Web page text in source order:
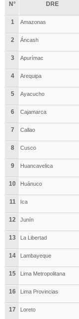
N° DRE
1 Amazonas
2 Áncash
3 Apurímac
4 Arequipa
5 Ayacucho
6 Cajamarca
7 Callao
8 Cusco
9 Huancavelica
10 Huánuco
11 Ica
12 Junín
13 La Libertad
14 Lambayeque
15 Lima Metropolitana
16 Lima Provincias
17 Loreto